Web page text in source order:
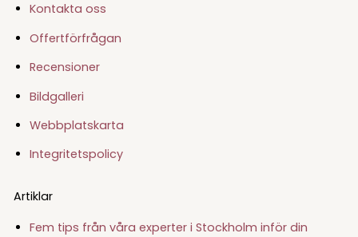
Kontakta oss
Offertförfrågan
Recensioner
Bildgalleri
Webbplatskarta
Integritetspolicy
Artiklar
Fem tips från våra experter i Stockholm inför din